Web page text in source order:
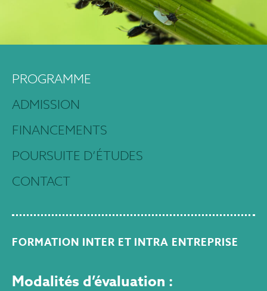
PROGRAMME
ADMISSION
FINANCEMENTS
POURSUITE D’ÉTUDES
CONTACT
FORMATION INTER ET INTRA ENTREPRISE
Modalités d’évaluation :